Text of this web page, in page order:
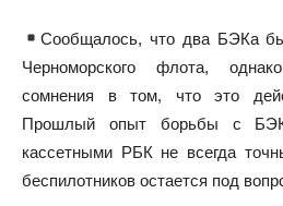
Сообщалось, что два БЭКа
Черноморского флота,
сомнения в том, что это
Прошлый опыт борьбы с
кассетными РБК не всегда
беспилотников остается под